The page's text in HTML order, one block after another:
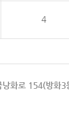
4
화로 154(방화3